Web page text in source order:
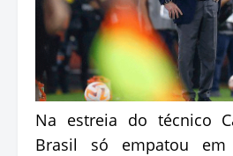
Na estreia do técnico
Brasil só empatou